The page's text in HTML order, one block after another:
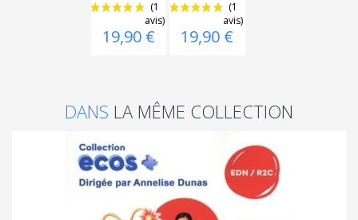
19,90 € 19,90 €
DANS LA MÊME COLLECTION